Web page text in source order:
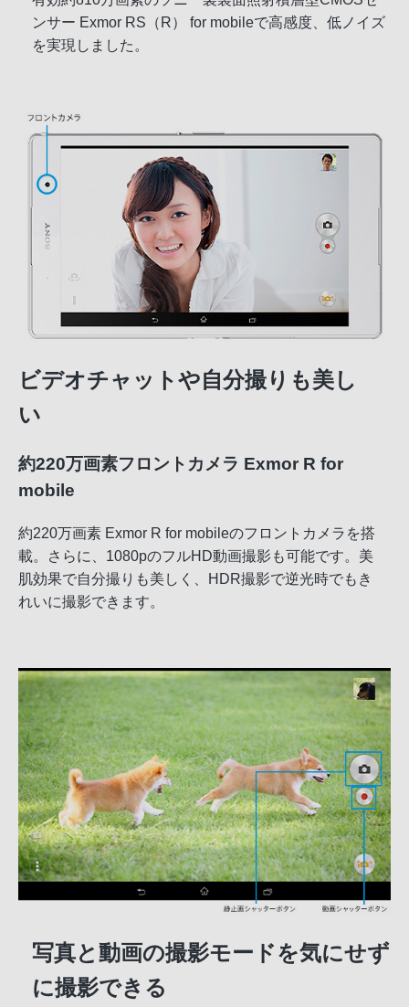
ンサー Exmor RS（R） for mobileで高感度、低ノイズ
を実現しました。
ビデオチャットや自分撮りも美し
い
約220万画素フロントカメラ Exmor R for
mobile
約220万画素 Exmor R for mobileのフロントカメラを搭
載。さらに、1080pのフルHD動画撮影も可能です。美
肌効果で自分撮りも美しく、HDR撮影で逆光時でもき
れいに撮影できます。
写真と動画の撮影モードを気にせず
に撮影できる